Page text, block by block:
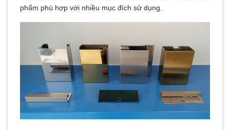
phẩm phù hợp với nhiều mục đích sử dụng.